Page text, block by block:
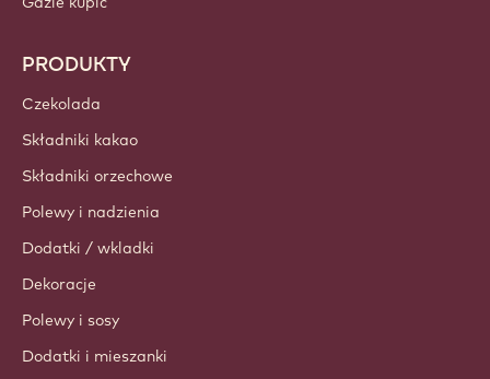
PRODUKTY
Czekolada
Składniki kakao
Składniki orzechowe
Polewy i nadzienia
Dodatki / wkladki
Dekoracje
Polewy i sosy
Dodatki i mieszanki